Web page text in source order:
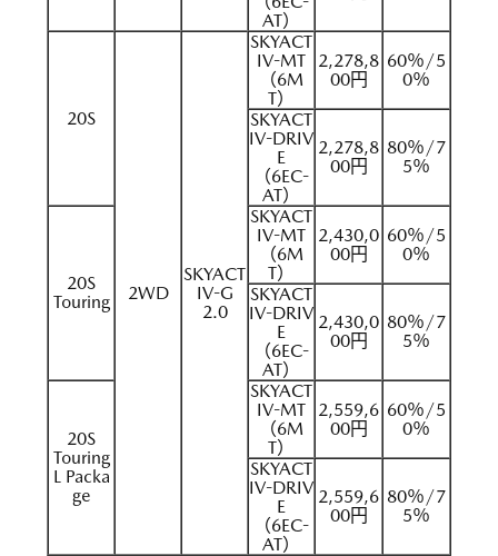
AT）
20S
2WD
SKYACT
IV-G
2.0
SKYACT
IV-MT
（6M
T）
2,278,8
00円
60％/5
0％
SKYACT
IV-DRIV
E
（6EC-
AT）
2,278,8
00円
80％/7
5％
20S
Touring
SKYACT
IV-MT
（6M
T）
2,430,0
00円
60％/5
0％
SKYACT
IV-DRIV
E
（6EC-
AT）
2,430,0
00円
80％/7
5％
20S
Touring
L Packa
ge
SKYACT
IV-MT
（6M
T）
2,559,6
00円
60％/5
0％
SKYACT
IV-DRIV
E
（6EC-
AT）
2,559,6
00円
80％/7
5％